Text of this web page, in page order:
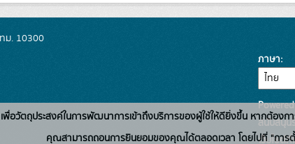
ม. 10300
ภาษา
สนับสนุน
เว็บไซต์
เพื่อวัตถุประสงค์ในการพัฒนาการเข้าถึงบริการของผู้ใช้ให้ดียิ่งขึ้น หากต้อง
คุณสามารถถอนการยินยอมของคุณได้ตลอดเวลา โดยไปที่ "การ